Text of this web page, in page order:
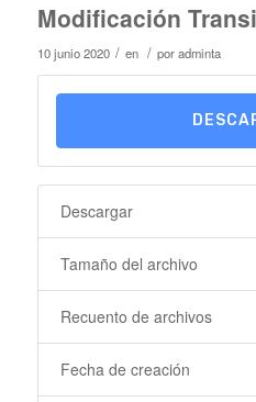
Modificación
10 junio 2020 / en / poradminta
Descargar
Tamaño del archivo
Recuento de archivos
Fecha de creación